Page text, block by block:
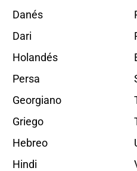
Danés
Dari
Holandés
Persa
Georgiano
Griego
Hebreo
Hindi